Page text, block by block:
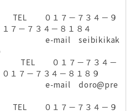
０１７－７３４－９
－７３４－８１８４
seibikikak
０１７－７３４－
－７３４－８１８９
doro@pre
０１７－７３４－９